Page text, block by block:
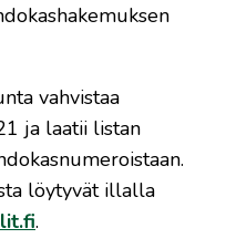
vahvistaa
ja laatii listan
löytyvät illalla
.